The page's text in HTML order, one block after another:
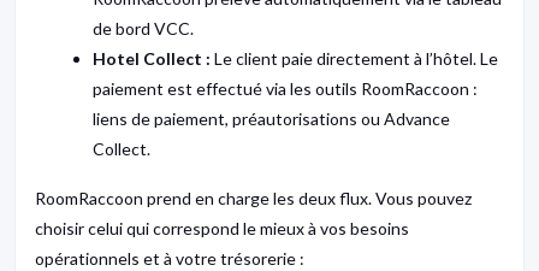
de bord VCC.
Hotel Collect : Le client paie directement à l’hôtel. Le
paiement est effectué via les outils RoomRaccoon :
liens de paiement, préautorisations ou Advance
Collect.
RoomRaccoon prend en charge les deux flux. Vous pouvez
choisir celui qui correspond le mieux à vos besoins
opérationnels et à votre trésorerie :